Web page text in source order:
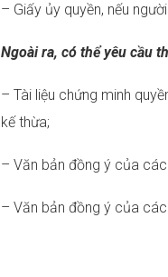
– Giấy ủy quyền, nếu
Ngoài ra, có thể yêu cầu
– Tài liệu chứng minh
kế thừa;
– Văn bản đồng ý của
– Văn bản đồng ý của